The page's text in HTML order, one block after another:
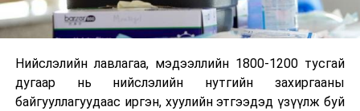
Нийслэлийн лавлагаа, мэдээллийн 1800-1200 тусгай
дугаар нь нийслэлийн нутгийн захиргааны
байгууллагуудаас иргэн, хуулийн этгээдэд үзүүлж буй